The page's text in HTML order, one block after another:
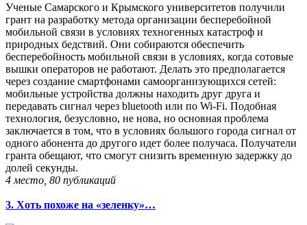
Ученые Самарского и Крымского университетов получили
грант на разработку метода организации бесперебойной
мобильной связи в условиях техногенных катастроф и
природных бедствий. Они собираются обеспечить
бесперебойность мобильной связи в условиях, когда сотовые
вышки операторов не работают. Делать это предполагается
через создание смартфонами самоорганизующихся сетей:
мобильные устройства должны находить друг друга и
передавать сигнал через bluetooth или по Wi-Fi. Подобная
технология, безусловно, не нова, но основная проблема
заключается в том, что в условиях большого города сигнал от
одного абонента до другого идет более получаса. Получатели
гранта обещают, что смогут снизить временную задержку до
долей секунды.
4 место, 80 публикаций
3. Хоть похоже на «зеленку»…